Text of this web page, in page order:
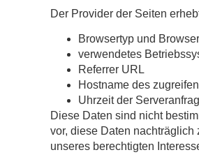
Der Provider der Seiten
Browsertyp und
verwendetes
Referrer URL
Hostname des
Uhrzeit der
Diese Daten sind nicht
vor, diese Daten
unseres berechtigten